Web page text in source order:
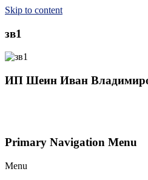
Skip to content
зв1
ИП Шеин Иван
Primary Navigation Menu
Menu